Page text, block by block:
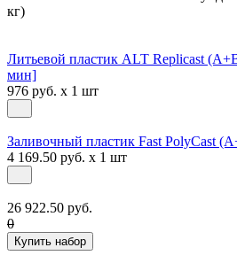
кг)
Литьевой пластик ALT Replicast
мин]
976 руб. x 1 шт
Заливочный пластик Fast PolyCast
4 169.50 руб. x 1 шт
26 922.50 руб.
0
Купить набор